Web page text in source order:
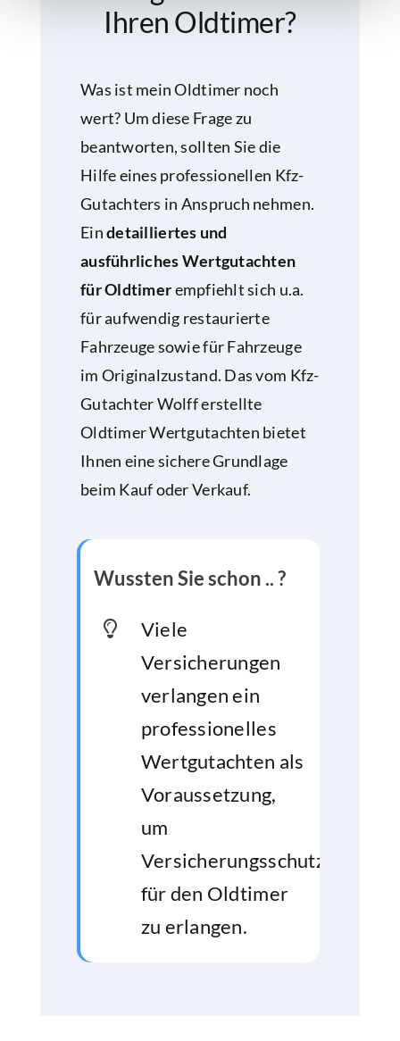
Ihren Oldtimer?
Was ist mein Oldtimer noch
wert? Um diese Frage zu
beantworten, sollten Sie die
Hilfe eines professionellen Kfz-
Gutachters in Anspruch nehmen.
Eindetailliertes und
ausführliches Wertgutachten
für Oldtimerempfiehlt sich u.a.
für aufwendig restaurierte
Fahrzeuge sowie für Fahrzeuge
im Originalzustand. Das vom Kfz-
Gutachter Wolff erstellte
Oldtimer Wertgutachten bietet
Ihnen eine sichere Grundlage
beim Kauf oder Verkauf.
Wussten Sie schon .. ?
Viele
Versicherungen
verlangen ein
professionelles
Wertgutachten als
Voraussetzung,
um
Versicherungsschutz
für den Oldtimer
zu erlangen.